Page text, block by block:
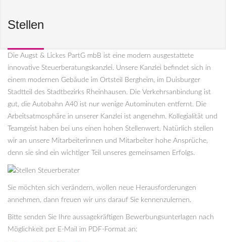
Stellen
Die Augst & Lickes PartG mbB ist eine modern ausgestattete
innovative Steuerberatungskanzlei. Unsere Kanzlei befindet sich in
einem modernen Gebäude im Ortsteil Bergheim, im Duisburger
Stadtteil des Stadtbezirks Rheinhausen. Die Verkehrsanbindung ist
gut, die Autobahn A40 ist nur wenige Autominuten entfernt. Die
Arbeitsatmosphäre in unserer Kanzlei ist angenehm. Kollegialität und
Teamgeist haben bei uns einen hohen Stellenwert. Natürlich stellen
wir an unsere Mitarbeiterinnen und Mitarbeiter hohe Ansprüche,
denn sie sind ein wichtiger Teil unseres gemeinsamen Erfolgs.
Sie möchten sich verändern, wollen neue Herausforderungen
annehmen, dann freuen wir uns darauf Sie kennenzulernen.
Bitte senden Sie Ihre aussagekräftigen Bewerbungsunterlagen nach
Möglichkeit per E-Mail im PDF-Format an: